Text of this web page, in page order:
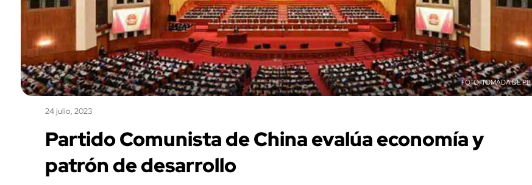
TOMADA DE PL
24 julio, 2023
Partido Comunista de China evalúa economía y
patrón de desarrollo